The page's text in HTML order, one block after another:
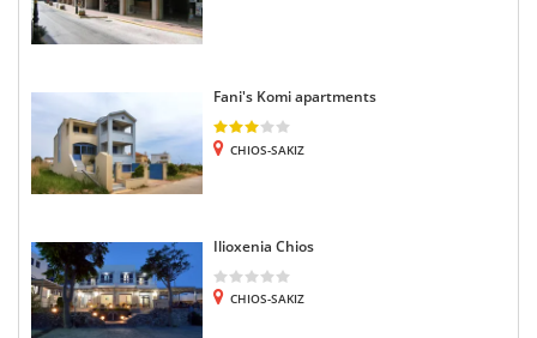
Fani's Komi apartments
CHIOS-SAKIZ
Ilioxenia Chios
CHIOS-SAKIZ